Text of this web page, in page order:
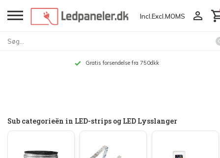
Incl. Excl. MOMS
Gratis forsendelse fra 750dkk
Sub categorieën in LED-strips og LED Lysslanger